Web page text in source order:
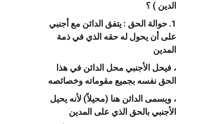
الدين ) ؟
1. حوالة الحق : يتفق الدائن مع أجنبي
على أن يحول له حقه الذي في ذمة
المدين
، فيحل الأجنبي محل الدائن في هذا
الحق نفسه بجميع مقوماته وخصائصه
، ويسمى الدائن هنا (محيلاً) لأنه يحيل
الأجنبي بالحق الذي على المدين